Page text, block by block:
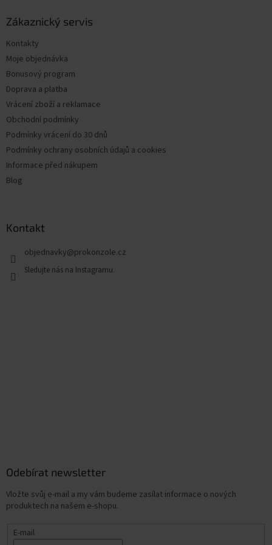
Zákaznický servis
Kontakty
Moje objednávka
Bonusový program
Doprava a platba
Vrácení zboží a reklamace
Obchodní podmínky
Podmínky vrácení do 30 dnů
Podmínky ochrany osobních údajů a cookies
Informace před nákupem
Blog
Kontakt
objednavky@prokonzole.cz
Odebírat newsletter
Vložte svůj e-mail a my vám budeme zasílat informace o nových
produktech na našem e-shopu.
E-mail